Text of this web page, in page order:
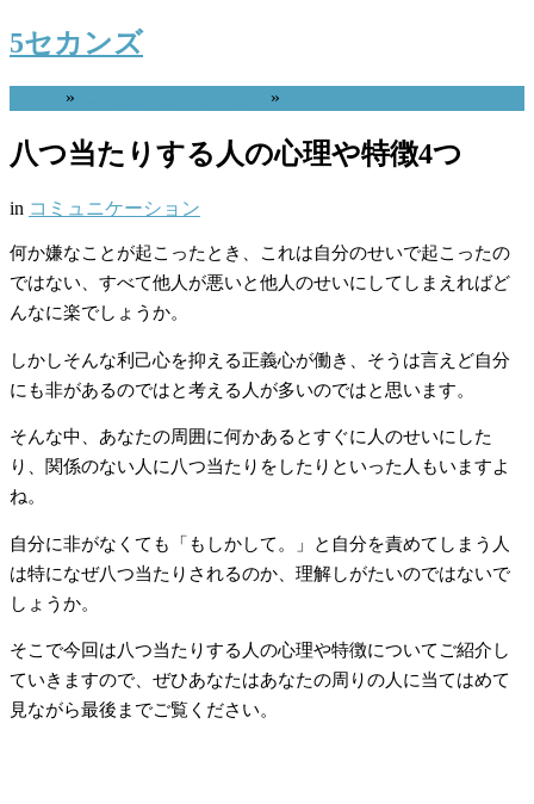
5セカンズ
» »
八つ当たりする人の心理や特徴4つ
in コミュニケーション
何か嫌なことが起こったとき、これは自分のせいで起こったの
ではない、すべて他人が悪いと他人のせいにしてしまえればど
んなに楽でしょうか。
しかしそんな利己心を抑える正義心が働き、そうは言えど自分
にも非があるのではと考える人が多いのではと思います。
そんな中、あなたの周囲に何かあるとすぐに人のせいにした
り、関係のない人に八つ当たりをしたりといった人もいますよ
ね。
自分に非がなくても「もしかして。」と自分を責めてしまう人
は特になぜ八つ当たりされるのか、理解しがたいのではないで
しょうか。
そこで今回は八つ当たりする人の心理や特徴についてご紹介し
ていきますので、ぜひあなたはあなたの周りの人に当てはめて
見ながら最後までご覧ください。